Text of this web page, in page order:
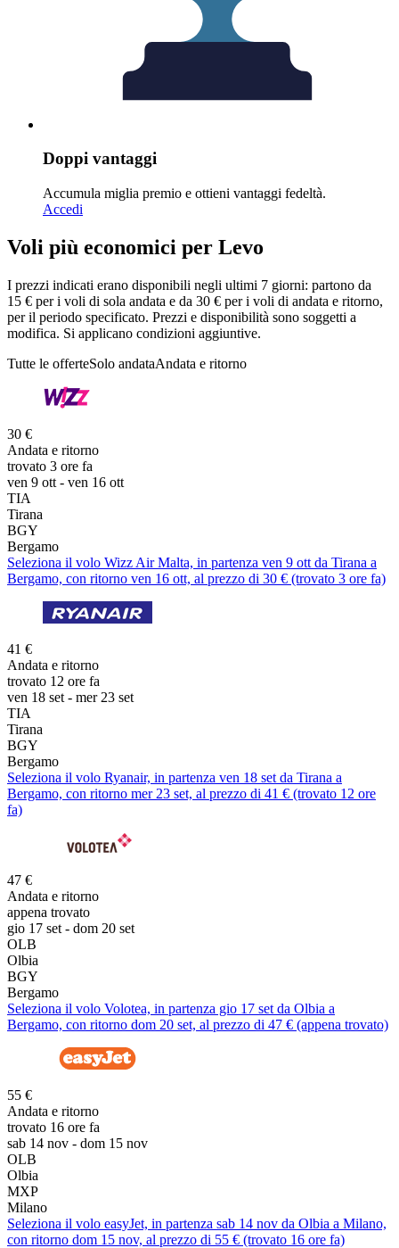
Doppi vantaggi
Accumula miglia premio e ottieni vantaggi fedeltà.
Accedi
Voli più economici per Levo
I prezzi indicati erano disponibili negli ultimi 7 giorni: partono da
15 € per i voli di sola andata e da 30 € per i voli di andata e ritorno,
per il periodo specificato. Prezzi e disponibilità sono soggetti a
modifica. Si applicano condizioni aggiuntive.
Tutte le offerteSolo andataAndata e ritorno
30 €
Andata e ritorno
trovato 3 ore fa
ven 9 ott - ven 16 ott
TIA
Tirana
BGY
Bergamo
Seleziona il volo Wizz Air Malta, in partenza ven 9 ott da Tirana a
Bergamo, con ritorno ven 16 ott, al prezzo di 30 € (trovato 3 ore fa)
41 €
Andata e ritorno
trovato 12 ore fa
ven 18 set - mer 23 set
TIA
Tirana
BGY
Bergamo
Seleziona il volo Ryanair, in partenza ven 18 set da Tirana a
Bergamo, con ritorno mer 23 set, al prezzo di 41 € (trovato 12 ore
fa)
47 €
Andata e ritorno
appena trovato
gio 17 set - dom 20 set
OLB
Olbia
BGY
Bergamo
Seleziona il volo Volotea, in partenza gio 17 set da Olbia a
Bergamo, con ritorno dom 20 set, al prezzo di 47 € (appena trovato)
55 €
Andata e ritorno
trovato 16 ore fa
sab 14 nov - dom 15 nov
OLB
Olbia
MXP
Milano
Seleziona il volo easyJet, in partenza sab 14 nov da Olbia a Milano,
con ritorno dom 15 nov, al prezzo di 55 € (trovato 16 ore fa)